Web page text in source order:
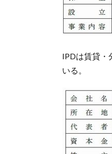
IPDは賃貸・
いる。